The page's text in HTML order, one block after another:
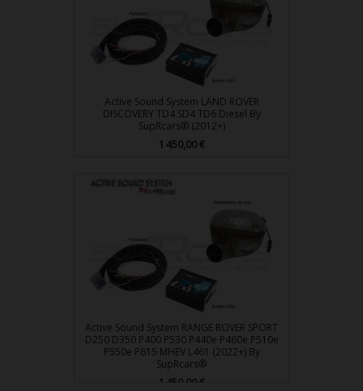
Active Sound System LAND ROVER
DISCOVERY TD4 SD4 TD6 Diesel By
SupRcars® (2012+)
Prix
1 450,00 €
Active Sound System RANGE ROVER SPORT
D250 D350 P400 P530 P440e P460e P510e
P550e P615 MHEV L461 (2022+) By
SupRcars®
Prix
1 450,00 €